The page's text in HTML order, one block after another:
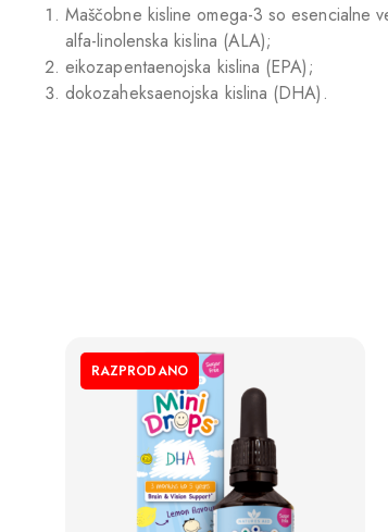
Maščobne kisline omega-3 so esencialne
alfa-linolenska kislina (ALA);
eikozapentaenojska kislina (EPA);
dokozaheksaenojska kislina (DHA).
RAZPRODANO